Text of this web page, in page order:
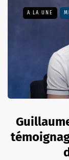
A LA UNE